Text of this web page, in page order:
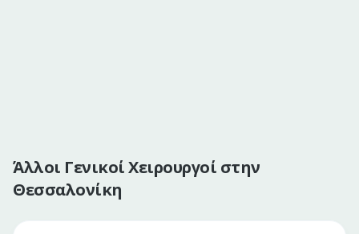
Άλλοι Γενικοί Χειρουργοί στην
Θεσσαλονίκη